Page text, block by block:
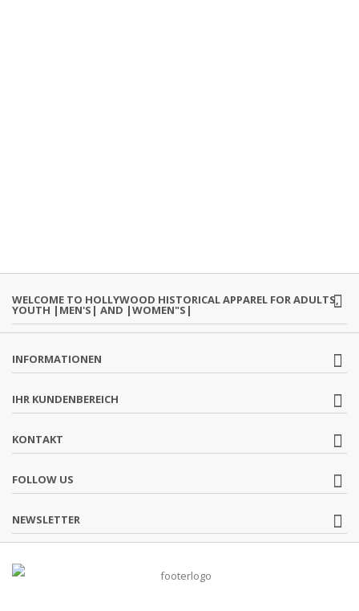
WELCOME TO HOLLYWOOD HISTORICAL APPAREL FOR ADULTS,
YOUTH |MEN'S| AND |WOMEN"S|
INFORMATIONEN
IHR KUNDENBEREICH
KONTAKT
FOLLOW US
NEWSLETTER